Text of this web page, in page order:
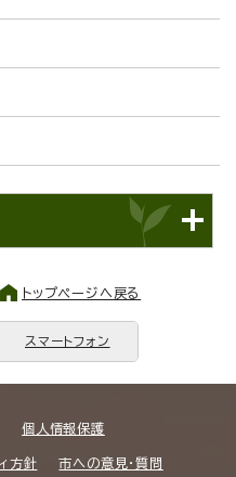
トップページへ戻る
スマートフォン
個人情報保護
方針 市への意見・質問